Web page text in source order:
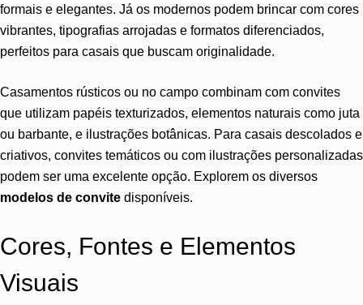
formais e elegantes. Já os modernos podem brincar com cores
vibrantes, tipografias arrojadas e formatos diferenciados,
perfeitos para casais que buscam originalidade.
Casamentos rústicos ou no campo combinam com convites
que utilizam papéis texturizados, elementos naturais como juta
ou barbante, e ilustrações botânicas. Para casais descolados e
criativos, convites temáticos ou com ilustrações personalizadas
podem ser uma excelente opção. Explorem os diversos
modelos de convite disponíveis.
Cores, Fontes e Elementos
Visuais